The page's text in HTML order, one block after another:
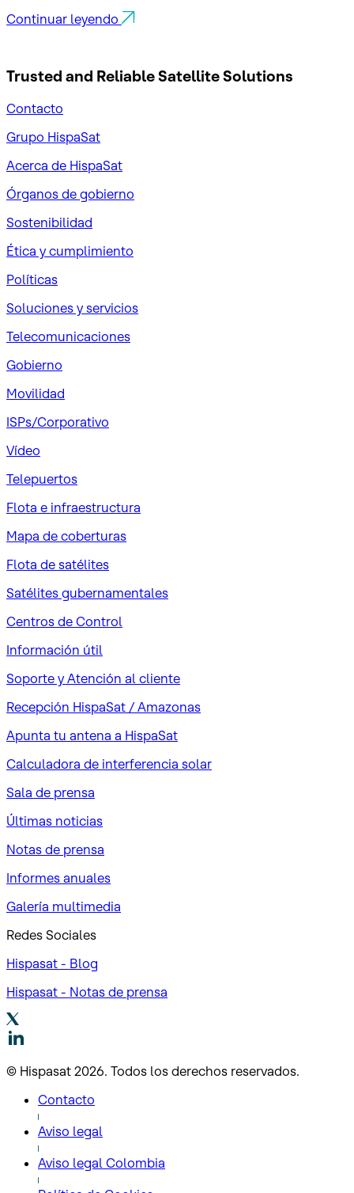
Continuar leyendo
Trusted and ReliableSatellite Solutions
Contacto
Grupo HispaSat
Acerca de HispaSat
Órganos de gobierno
Sostenibilidad
Ética y cumplimiento
Políticas
Soluciones y servicios
Telecomunicaciones
Gobierno
Movilidad
ISPs/Corporativo
Vídeo
Telepuertos
Flota e infraestructura
Mapa de coberturas
Flota de satélites
Satélites gubernamentales
Centros de Control
Información útil
Soporte y Atención al cliente
Recepción HispaSat / Amazonas
Apunta tu antena a HispaSat
Calculadora de interferencia solar
Sala de prensa
Últimas noticias
Notas de prensa
Informes anuales
Galería multimedia
Redes Sociales
Hispasat - Blog
Hispasat - Notas de prensa
© Hispasat 2026. Todos los derechos reservados.
Contacto
Aviso legal
Aviso legal Colombia